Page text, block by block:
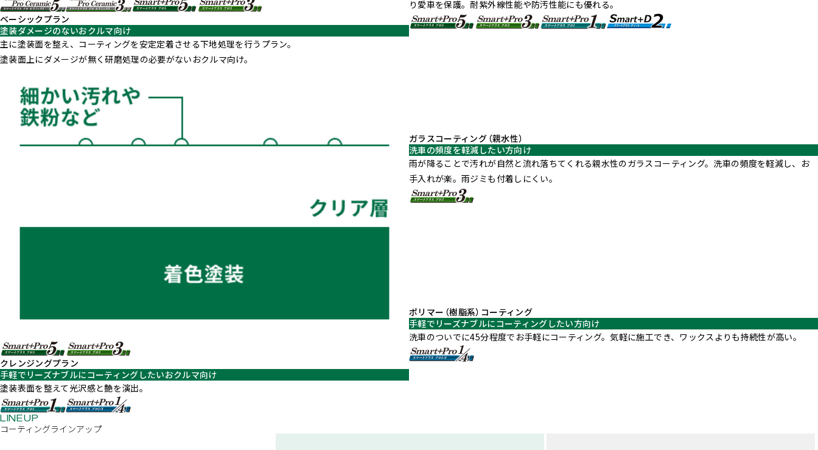
ベーシックプラン
塗装ダメージのないおクルマ向け
主に塗装面を整え、コーティングを安定定着させる下地処理を行うプラン。
塗装面上にダメージが無く研磨処理の必要がないおクルマ向け。
クレンジングプラン
手軽でリーズナブルにコーティングしたいおクルマ向け
塗装表面を整えて光沢感と艶を演出。
り愛車を保護。耐紫外線性能や防汚性能にも優れる。
ガラスコーティング（親水性）
洗車の頻度を軽減したい方向け
雨が降ることで汚れが自然と流れ落ちてくれる親水性のガラスコーティング。洗車の頻度を軽減し、お
手入れが楽。雨ジミも付着しにくい。
ポリマー（樹脂系）コーティング
手軽でリーズナブルにコーティングしたい方向け
洗車のついでに45分程度でお手軽にコーティング。気軽に施工でき、ワックスよりも持続性が高い。
コーティングラインアップ